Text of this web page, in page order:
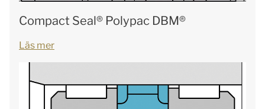
Compact Seal® Polypac DBM®
Läs mer